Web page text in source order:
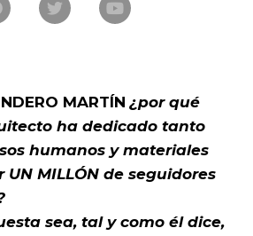
MARTÍN ¿por qué
ha dedicado tanto
humanos y materiales
MILLÓN de seguidores
sea, tal y como él dice,